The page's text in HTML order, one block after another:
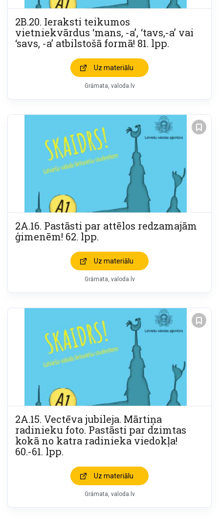
2B.20. Ieraksti teikumos
vietniekvārdus ‘mans, -a’, ‘tavs,-a’ vai
‘savs, -a’ atbilstošā formā! 81. lpp.
Uz materiālu
Grāmata valoda.lv
2A.16. Pastāsti par attēlos redzamajām
ģimenēm! 62. lpp.
Uz materiālu
Grāmata valoda.lv
2A.15. Vectēva jubileja. Mārtiņa
radinieku foto. Pastāsti par dzimtas
kokā no katra radinieka viedokļa!
60.-61. lpp.
Uz materiālu
Grāmata valoda.lv